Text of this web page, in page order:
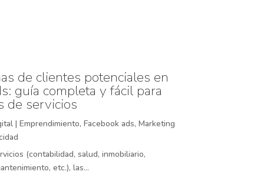
de clientes potenciales en
guía completa y fácil para
de servicios
| Emprendimiento, Facebook ads, Marketing
(contabilidad, salud, inmobiliario,
etc.), las...